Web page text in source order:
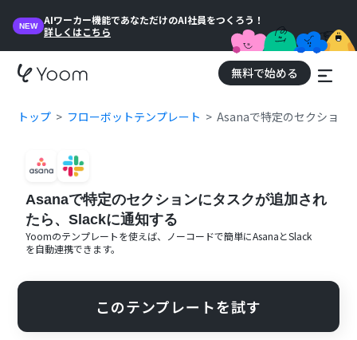
NEW
AIワーカー機能であなただけのAI社員をつくろう！
詳しくはこちら
無料で始める
トップ フローボットテンプレート Asanaで特定のセクション
Asanaで特定のセクションにタスクが追加され
たら、Slackに通知する
Yoomのテンプレートを使えば、ノーコードで簡単にAsanaとSlack
を自動連携できます。
このテンプレートを試す